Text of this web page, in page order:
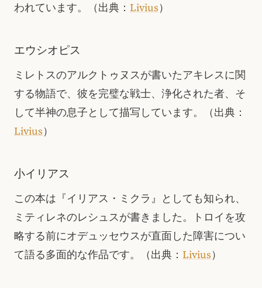
われています。
（出典： Livius）
エウシオピス
ミレトスのアルクトゥヌスが書いたアキレスに関
する物語で、彼を完璧な戦士、浄化された者、そ
して半神の息子として描写しています。
（出典：
Livius）
小イリアス
この本は『イリアス・ミクラ』としても知られ、
ミティレネのレシュスが書きました。トロイを攻
略する前にオデュッセウスが直面した障害につい
て語る多面的な作品です。
（出典： Livius）